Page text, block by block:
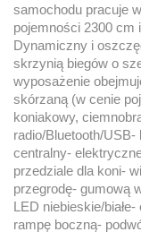
samochodu pracuje
pojemności 2300 cm
Dynamiczny i
skrzynią biegów o
wyposażenie
skórzaną (w cenie
koniakowy,
radio/Bluetooth/
centralny-
przedziale dla koni-
przegrodę- gumową
LED niebieskie/
rampę boczną-